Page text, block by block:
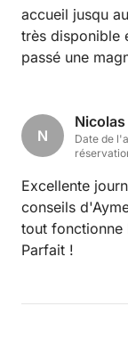
accueil jusqu
très disponible
passé une
N
Nicolas
Date de
Excellente
conseils d'Aymeric. Le bateau est en
tout fonctionne
Parfait !